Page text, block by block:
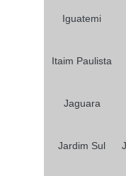
Iguatemi
Itaim Paulista
Jaguara
Jardim Sul